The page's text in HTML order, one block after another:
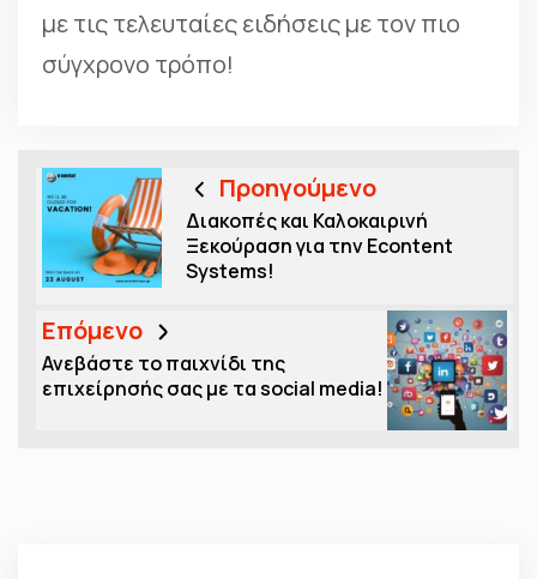
με τις τελευταίες ειδήσεις με τον πιο
σύγχρονο τρόπο!
Προηγούμενο
Διακοπές και Καλοκαιρινή
Ξεκούραση για την Econtent
Systems!
Επόμενο
Ανεβάστε το παιχνίδι της
επιχείρησής σας με τα social media!